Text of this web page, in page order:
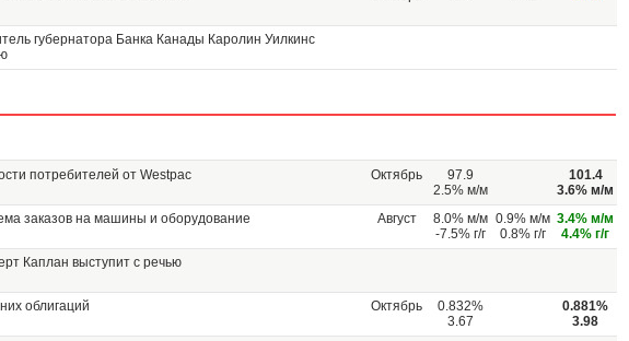
губернатора Банка Канады Каролин Уилкинс
потребителей от Westpac Октябрь
97.9
2.5% м/м
101.4
3.6% м/м
заказов на машины и оборудование Август
8.0% м/м
-7.5% г/г
0.9% м/м
0.8% г/г
3.4% м/м
4.4% г/г
Каплан выступит с речью
облигаций Октябрь
0.832%
3.67
0.881%
3.98